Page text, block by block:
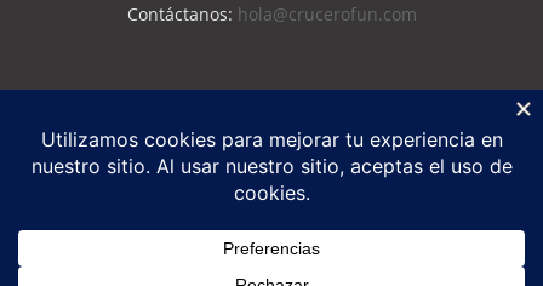
Contáctanos: hola@crucerofun.com